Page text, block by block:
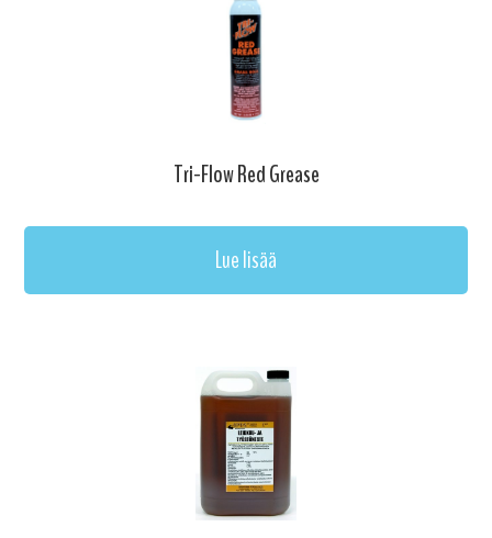
Tri-Flow Red Grease
Lue lisää